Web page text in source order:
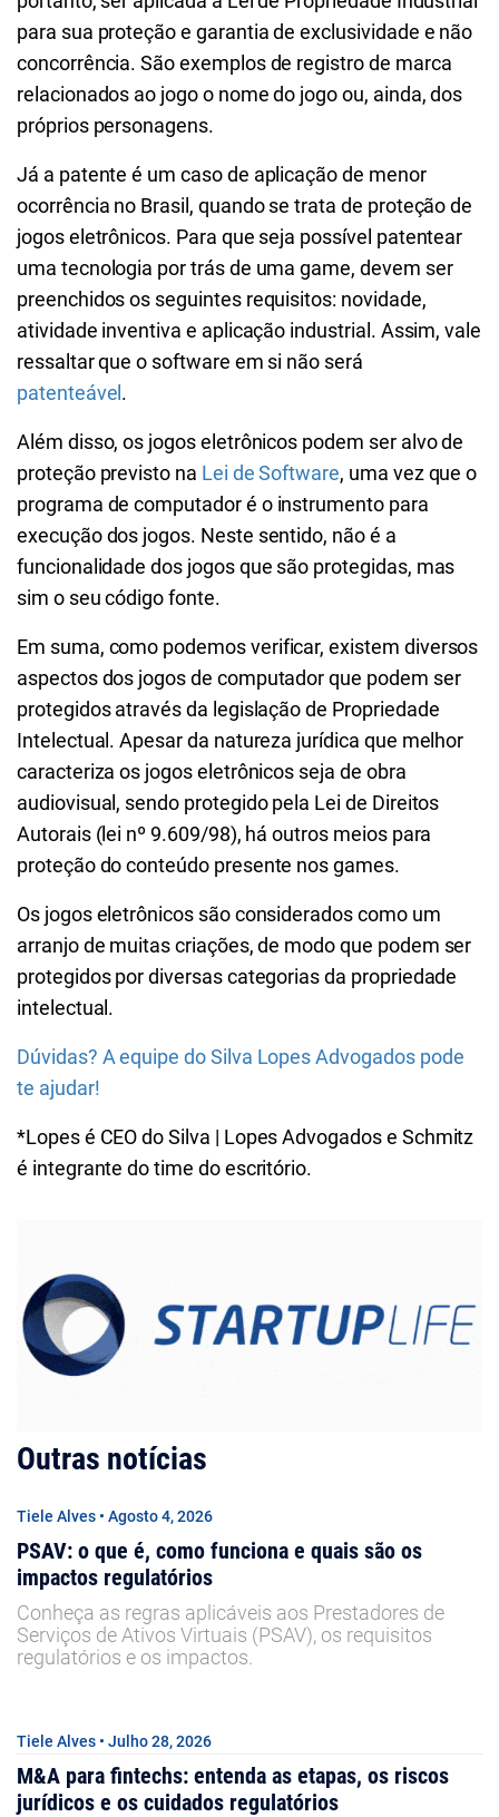
para sua proteção e garantia de exclusividade e não
concorrência. São exemplos de registro de marca
relacionados ao jogo o nome do jogo ou, ainda, dos
próprios personagens.
Já a patente é um caso de aplicação de menor
ocorrência no Brasil, quando se trata de proteção de
jogos eletrônicos. Para que seja possível patentear
uma tecnologia por trás de uma game, devem ser
preenchidos os seguintes requisitos: novidade,
atividade inventiva e aplicação industrial. Assim, vale
ressaltar que o software em si não será
patenteável .
Além disso, os jogos eletrônicos podem ser alvo de
proteção previsto na Lei de Software, uma vez que o
programa de computador é o instrumento para
execução dos jogos. Neste sentido, não é a
funcionalidade dos jogos que são protegidas, mas
sim o seu código fonte.
Em suma, como podemos verificar, existem diversos
aspectos dos jogos de computador que podem ser
protegidos através da legislação de Propriedade
Intelectual. Apesar da natureza jurídica que melhor
caracteriza os jogos eletrônicos seja de obra
audiovisual, sendo protegido pela Lei de Direitos
Autorais (lei nº 9.609/98), há outros meios para
proteção do conteúdo presente nos games.
Os jogos eletrônicos são considerados como um
arranjo de muitas criações, de modo que podem ser
protegidos por diversas categorias da propriedade
intelectual.
Dúvidas? A equipe do Silva Lopes Advogados pode
te ajudar!
*Lopes é CEO do Silva | Lopes Advogados e Schmitz
é integrante do time do escritório.
Outras notícias
Tiele Alves • Agosto 4, 2026
PSAV: o que é, como funciona e quais são os
impactos regulatórios
Conheça as regras aplicáveis aos Prestadores de
Serviços de Ativos Virtuais (PSAV), os requisitos
regulatórios e os impactos.
Tiele Alves • Julho 28, 2026
M&A para fintechs: entenda as etapas, os riscos
jurídicos e os cuidados regulatórios